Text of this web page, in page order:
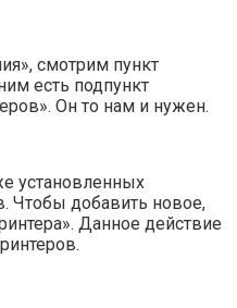
смотрим пункт
есть подпункт
Он то нам и нужен.
установленных
Чтобы добавить новое,
Данное действие